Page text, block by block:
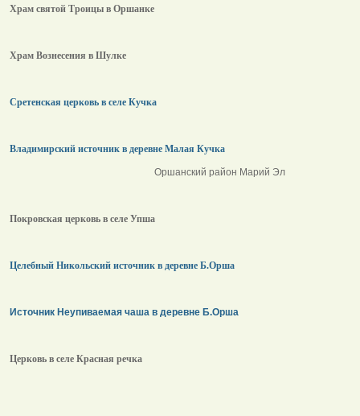
Храм святой Троицы в Оршанке
Храм Вознесения в Шулке
Сретенская церковь в селе Кучка
Владимирский источник в деревне Малая Кучка
Оршанский район Марий Эл
Покровская церковь в селе Упша
Целебный Никольский источник в деревне Б.Орша
Источник Неупиваемая чаша в деревне Б.Орша
Церковь в селе Красная речка